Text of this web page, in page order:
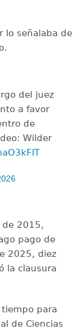
lo señalaba de
del juez
a favor
de
Wilder
de 2015,
pago de
2025, diez
la clausura
para
de Ciencias